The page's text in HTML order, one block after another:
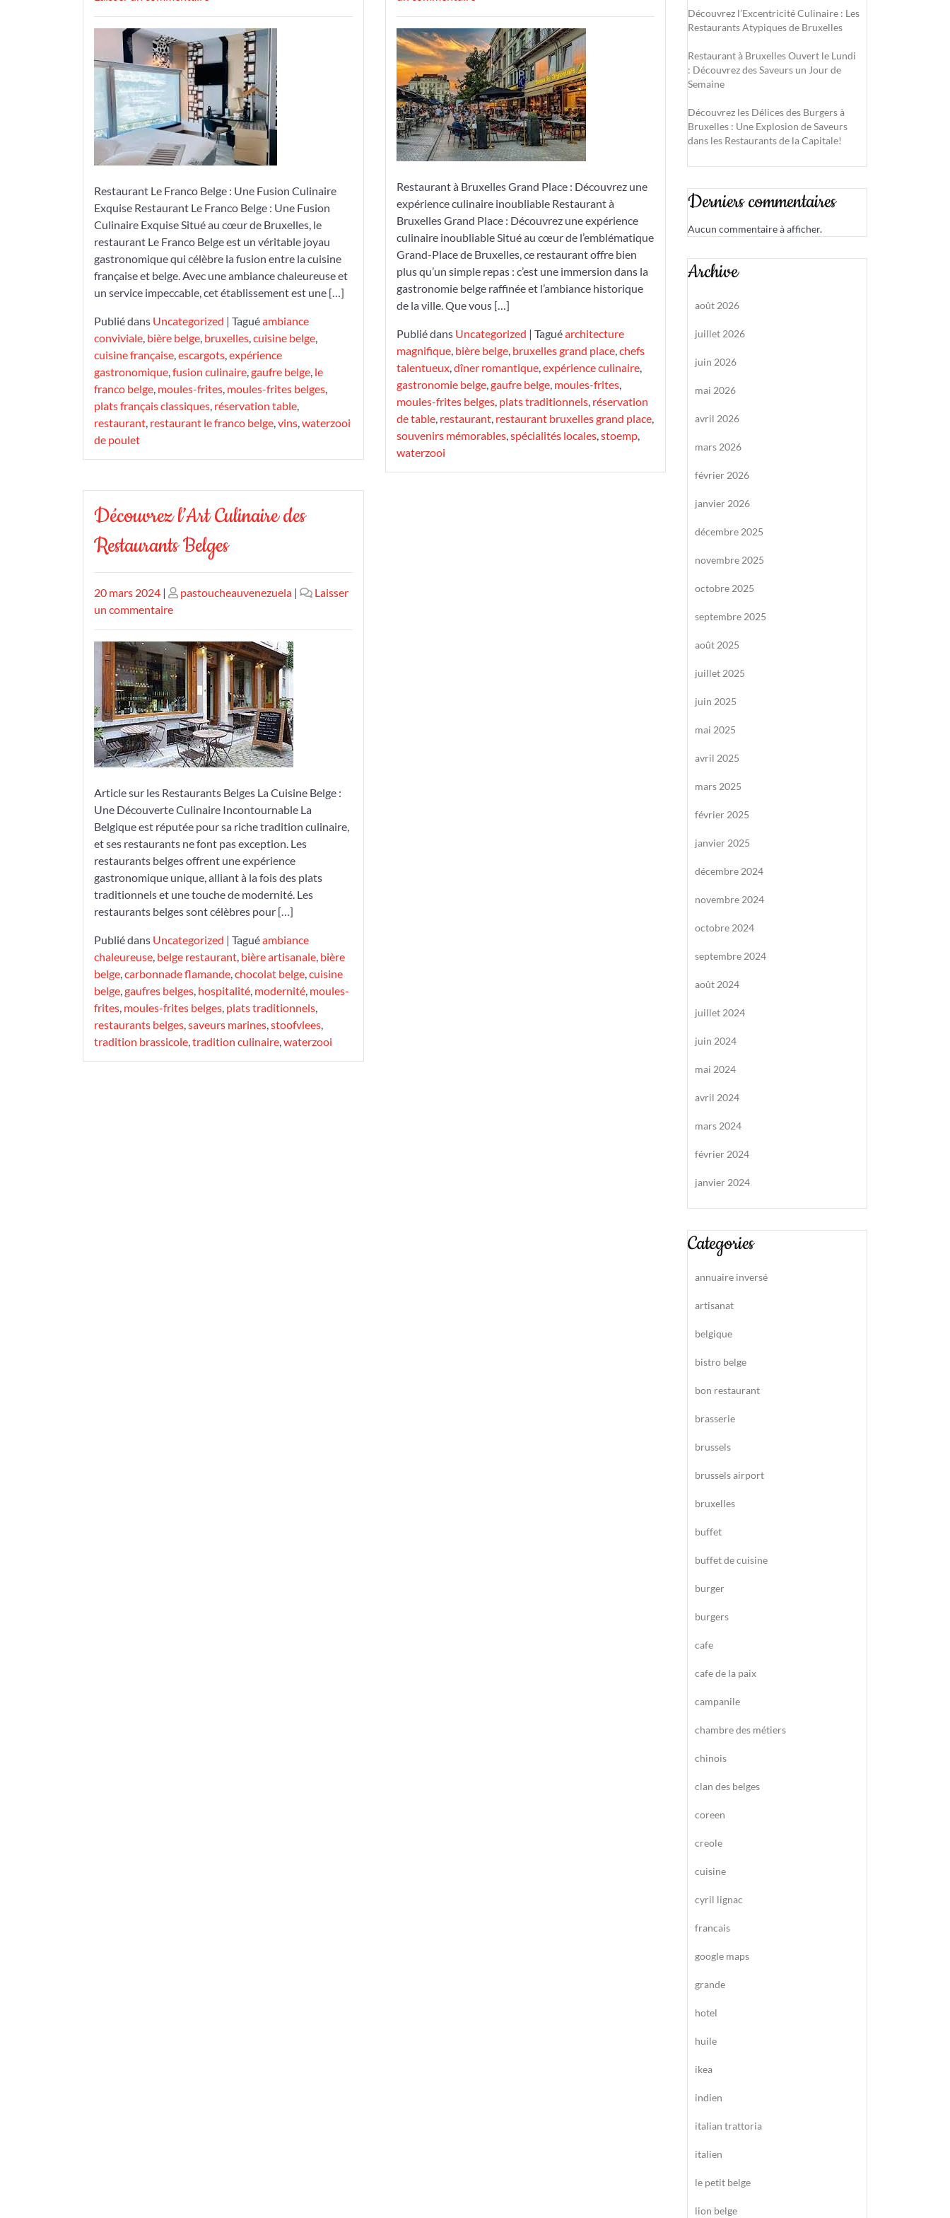
l’Excellence
Culinaire
du
Restaurant
Franco
Belge
à
Bruxelles
Restaurant Le Franco Belge : Une Fusion Culinaire
Exquise Restaurant Le Franco Belge : Une Fusion
Culinaire Exquise Situé au cœur de Bruxelles, le
restaurant Le Franco Belge est un véritable joyau
gastronomique qui célèbre la fusion entre la cuisine
française et belge. Avec une ambiance chaleureuse et
un service impeccable, cet établissement est une […]
Publié dans Uncategorized | Taguéambiance
conviviale, bière belge, bruxelles,cuisine belge,
cuisine française,escargots,expérience
gastronomique,fusion culinaire,gaufre belge, le
franco belge, moules-frites, moules-frites belges,
plats français classiques, réservation table,
restaurant, restaurant le franco belge,vins,waterzooi
de poulet
l’Expérience
Culinaire
Exceptionnelle
au
Restaurant
Bruxelles
Grand
Place
Restaurant à Bruxelles Grand Place : Découvrez une
expérience culinaire inoubliable Restaurant à
Bruxelles Grand Place : Découvrez une expérience
culinaire inoubliable Situé au cœur de l’emblématique
Grand-Place de Bruxelles, ce restaurant offre bien
plus qu’un simple repas : c’est une immersion dans la
gastronomie belge raffinée et l’ambiance historique
de la ville. Que vous […]
Publié dans Uncategorized | Taguéarchitecture
magnifique, bière belge, bruxelles grand place,chefs
talentueux,dîner romantique,expérience culinaire,
gastronomie belge,gaufre belge, moules-frites,
moules-frites belges, plats traditionnels, réservation
de table, restaurant, restaurant bruxelles grand place,
souvenirs mémorables,spécialités locales,stoemp,
waterzooi
Découvrez l’Art Culinaire des
Restaurants Belges
Publié
le
20 mars 2024 | Publié
le
pastoucheauvenezuela |
Laisser
un commentairesur
l’Art
Culinaire
des
Restaurants
Belges
Article sur les Restaurants Belges La Cuisine Belge :
Une Découverte Culinaire Incontournable La
Belgique est réputée pour sa riche tradition culinaire,
et ses restaurants ne font pas exception. Les
restaurants belges offrent une expérience
gastronomique unique, alliant à la fois des plats
traditionnels et une touche de modernité. Les
restaurants belges sont célèbres pour […]
Publié dans Uncategorized | Taguéambiance
chaleureuse, belge restaurant, bière artisanale, bière
belge,carbonnade flamande,chocolat belge,cuisine
belge,gaufres belges, hospitalité, modernité, moules-
frites, moules-frites belges, plats traditionnels,
restaurants belges,saveurs marines,stoofvlees,
tradition brassicole,tradition culinaire,waterzooi
Découvrez l’Excentricité Culinaire : Les
Restaurants Atypiques de Bruxelles
Restaurant à Bruxelles Ouvert le Lundi
: Découvrez des Saveurs un Jour de
Semaine
Découvrez les Délices des Burgers à
Bruxelles : Une Explosion de Saveurs
dans les Restaurants de la Capitale!
Derniers commentaires
Aucun commentaire à afficher.
Archive
août 2026
juillet 2026
juin 2026
mai 2026
avril 2026
mars 2026
février 2026
janvier 2026
décembre 2025
novembre 2025
octobre 2025
septembre 2025
août 2025
juillet 2025
juin 2025
mai 2025
avril 2025
mars 2025
février 2025
janvier 2025
décembre 2024
novembre 2024
octobre 2024
septembre 2024
août 2024
juillet 2024
juin 2024
mai 2024
avril 2024
mars 2024
février 2024
janvier 2024
Categories
annuaire inversé
artisanat
belgique
bistro belge
bon restaurant
brasserie
brussels
brussels airport
bruxelles
buffet
buffet de cuisine
burger
burgers
cafe
cafe de la paix
campanile
chambre des métiers
chinois
clan des belges
coreen
creole
cuisine
cyril lignac
francais
google maps
grande
hotel
huile
ikea
indien
italian trattoria
italien
le petit belge
lion belge